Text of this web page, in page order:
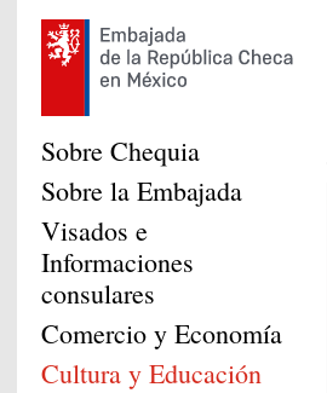
Sobre Chequia
Sobre la Embajada
Visados e
Informaciones
consulares
Comercio y Economía
Cultura y Educación